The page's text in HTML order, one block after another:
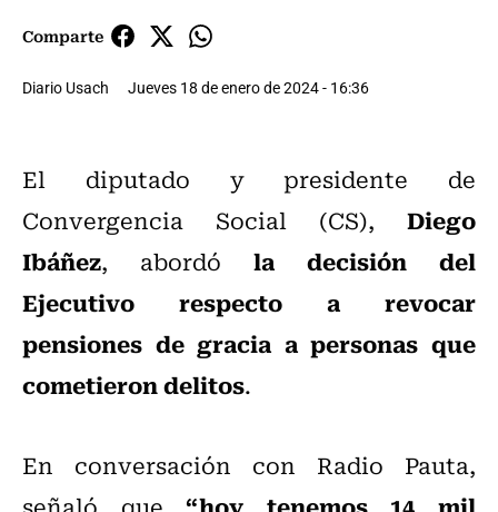
Comparte
Diario Usach Jueves 18 de enero de 2024 - 16:36
El diputado y presidente de
Convergencia Social (CS), Diego
Ibáñez, abordó la decisión del
Ejecutivo respecto a revocar
pensiones de gracia a personas que
cometieron delitos.
En conversación con Radio Pauta,